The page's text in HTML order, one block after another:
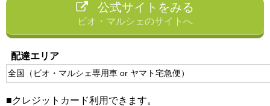
公式サイトをみる
ビオ・マルシェのサイトへ
配達エリア
全国（ビオ・マルシェ専用車 or ヤマト宅急便）
■クレジットカード利用できます。